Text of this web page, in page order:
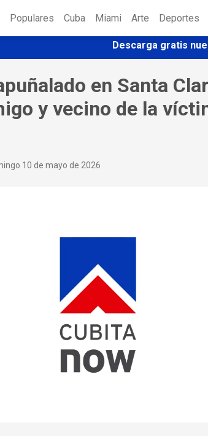
Populares Cuba Miami Arte Deportes
Descarga gratis
en Santa
y vecino de la
10 de mayo de 2026